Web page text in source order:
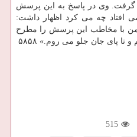
وی در پاسخ به این پرسش
افتاد چه می کرد اظهار داشت:
با مخاطب این پرسش را مطرح
پای جان جلو می روم.» ۵۸۵۸
515